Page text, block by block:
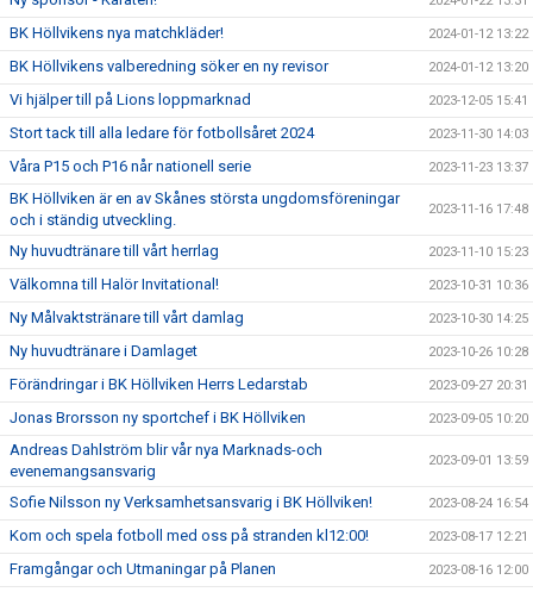
BK Höllvikens nya matchkläder! 2024-01-12 13:22
BK Höllvikens valberedning söker en ny revisor 2024-01-12 13:20
Vi hjälper till på Lions loppmarknad 2023-12-05 15:41
Stort tack till alla ledare för fotbollsåret 2024 2023-11-30 14:03
Våra P15 och P16 når nationell serie 2023-11-23 13:37
BK Höllviken är en av Skånes största ungdomsföreningar
och i ständig utveckling.
2023-11-16 17:48
Ny huvudtränare till vårt herrlag 2023-11-10 15:23
Välkomna till Halör Invitational! 2023-10-31 10:36
Ny Målvaktstränare till vårt damlag 2023-10-30 14:25
Ny huvudtränare i Damlaget 2023-10-26 10:28
Förändringar i BK Höllviken Herrs Ledarstab 2023-09-27 20:31
Jonas Brorsson ny sportchef i BK Höllviken 2023-09-05 10:20
Andreas Dahlström blir vår nya Marknads-och
evenemangsansvarig
2023-09-01 13:59
Sofie Nilsson ny Verksamhetsansvarig i BK Höllviken! 2023-08-24 16:54
Kom och spela fotboll med oss på stranden kl12:00! 2023-08-17 12:21
Framgångar och Utmaningar på Planen 2023-08-16 12:00